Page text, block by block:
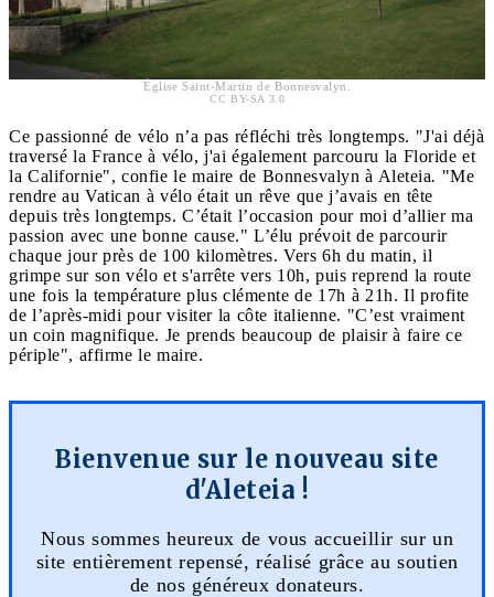
Église Saint-Martin de Bonnesvalyn.
CC BY-SA 3.0
Ce passionné de vélo n’a pas réfléchi très longtemps. "J'ai déjà
traversé la France à vélo, j'ai également parcouru la Floride et
la Californie", confie le maire de Bonnesvalyn à Aleteia. "Me
rendre au Vatican à vélo était un rêve que j’avais en tête
depuis très longtemps. C’était l’occasion pour moi d’allier ma
passion avec une bonne cause." L’élu prévoit de parcourir
chaque jour près de 100 kilomètres. Vers 6h du matin, il
grimpe sur son vélo et s'arrête vers 10h, puis reprend la route
une fois la température plus clémente de 17h à 21h. Il profite
de l’après-midi pour visiter la côte italienne. "C’est vraiment
un coin magnifique. Je prends beaucoup de plaisir à faire ce
périple", affirme le maire.
Bienvenue sur le nouveau site
d'Aleteia !
Nous sommes heureux de vous accueillir sur un
site entièrement repensé, réalisé grâce au soutien
de nos généreux donateurs.